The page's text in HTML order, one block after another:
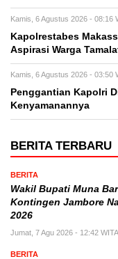
Kamis, 6 Agustus 2026 - 08:16
Kapolrestabes
Aspirasi Warga
Kamis, 6 Agustus 2026 - 03:50
Penggantian Kapolri
Kenyamanannya
BERITA TERBARU
BERITA
Wakil Bupati Muna
Kontingen Jambore
2026
Jumat, 7 Agu 2026 - 12:42 WITA
BERITA